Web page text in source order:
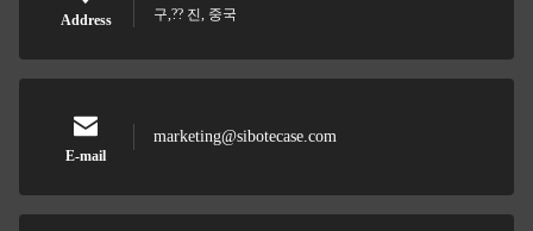
Address
구,?? 진, 중국
E-mail
marketing@sibotecase.com